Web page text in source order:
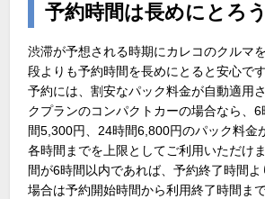
予約時間は長めにとろう
渋滞が予想される時期にカレコのクルマ
段よりも予約時間を長めにとると安心で
予約には、割安なパック料金が自動適用
クプランのコンパクトカーの場合なら、
間5,300円、24時間6,800円のパック料金
各時間までを上限としてご利用いただけ
間が6時間以内であれば、予約終了時間
場合は予約開始時間から利用終了時間ま